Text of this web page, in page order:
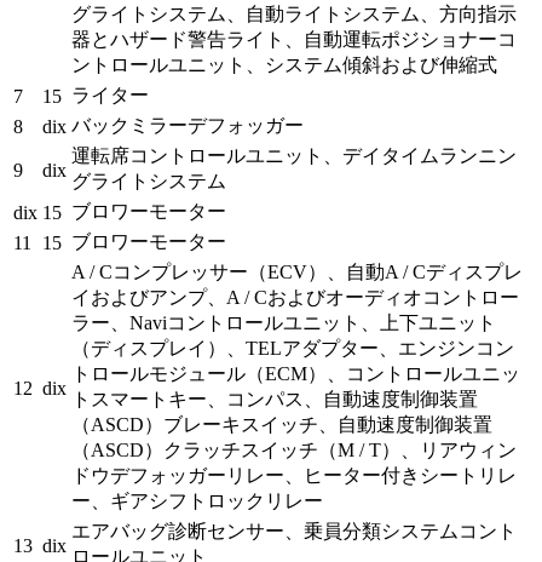
グライトシステム、自動ライトシステム、方向指示
器とハザード警告ライト、自動運転ポジショナーコ
ントロールユニット、システム傾斜および伸縮式
7
15 ライター
8
dix バックミラーデフォッガー
9 dix
運転席コントロールユニット、デイタイムランニン
グライトシステム
dix 15 ブロワーモーター
11
15 ブロワーモーター
12 dix
A / Cコンプレッサー（ECV）、自動A / Cディスプレ
イおよびアンプ、A / Cおよびオーディオコントロー
ラー、Naviコントロールユニット、上下ユニット
（ディスプレイ）、TELアダプター、エンジンコン
トロールモジュール（ECM）、コントロールユニッ
トスマートキー、コンパス、自動速度制御装置
（ASCD）ブレーキスイッチ、自動速度制御装置
（ASCD）クラッチスイッチ（M / T）、リアウィン
ドウデフォッガーリレー、ヒーター付きシートリレ
ー、ギアシフトロックリレー
13 dix
エアバッグ診断センサー、乗員分類システムコント
ロールユニット